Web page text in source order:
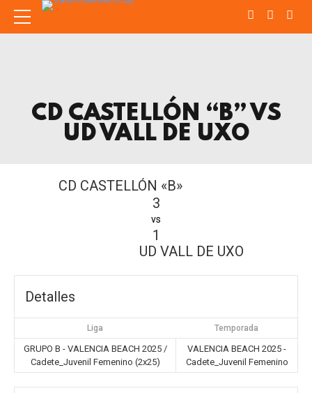
CD CASTELLÓN “B” VS
UD VALL DE UXO
CD CASTELLÓN «B»
3
vs
1
UD VALL DE UXO
Detalles
Liga Temporada
GRUPO B - VALENCIA BEACH 2025 /
Cadete_Juvenil Femenino (2x25)
VALENCIA BEACH 2025 -
Cadete_Juvenil Femenino